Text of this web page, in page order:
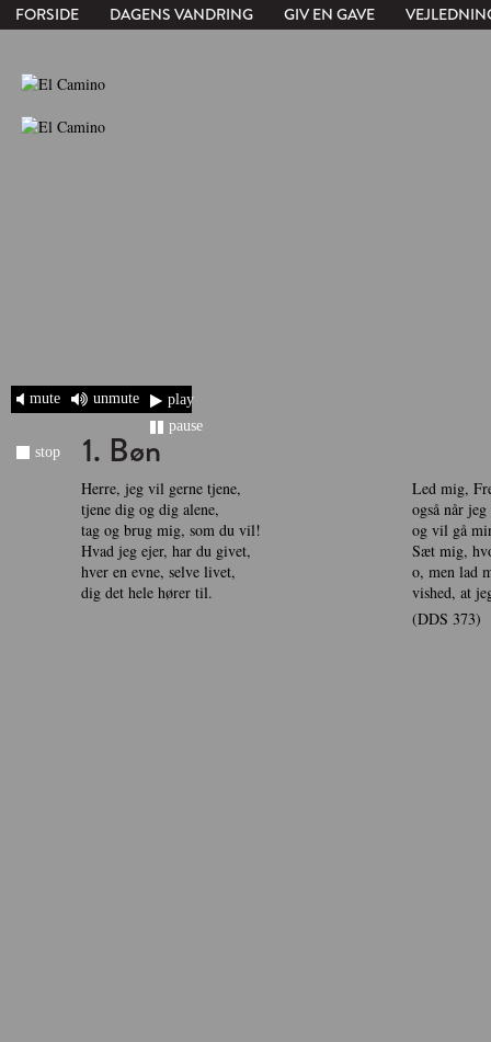
FORSIDE DAGENS VANDRING GIV EN GAVE
mute unmute
play
pause
stop
1. Bøn
Herre, jeg vil gerne tjene,
tjene dig og dig alene,
tag og brug mig, som du vil!
Hvad jeg ejer, har du givet,
hver en evne, selve livet,
dig det hele hører til.
Led mig,
også når
og vil gå
Sæt mig,
o, men lad
vished, at
(DDS 373)